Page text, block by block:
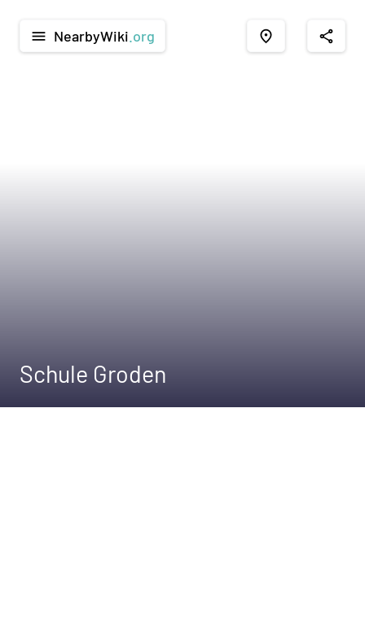
menu NearbyWiki .org place share
Schule Groden